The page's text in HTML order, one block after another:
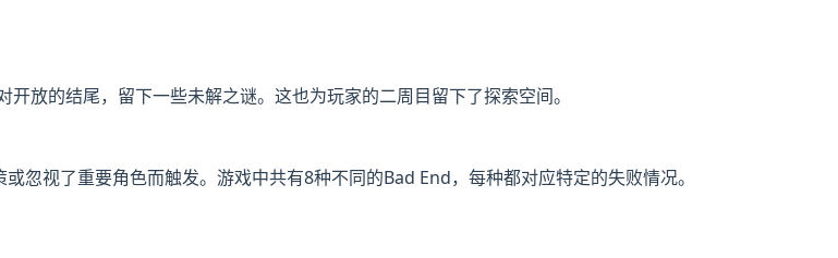
放的结尾，留下一些未解之谜。这也为玩家的二周目留下了探索空间。
忽视了重要角色而触发。游戏中共有8种不同的Bad End，每种都对应特定的失败情况。